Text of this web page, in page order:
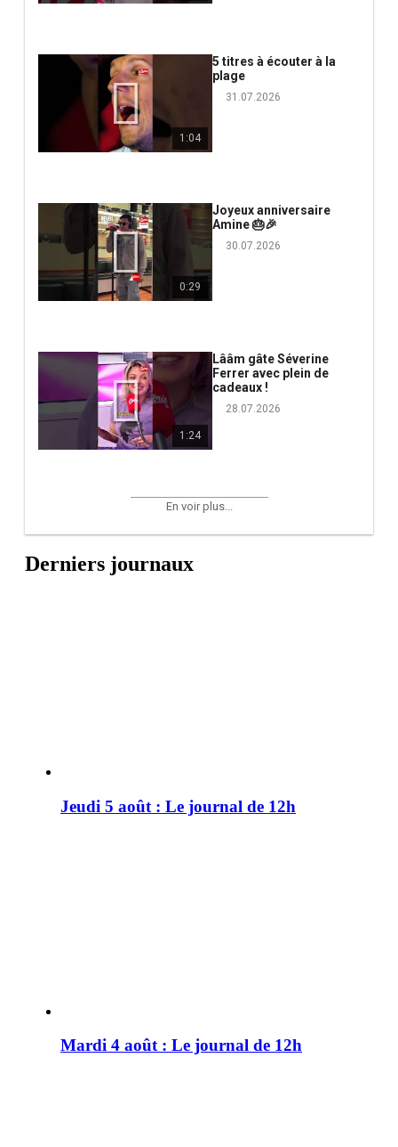
1:04
5 titres à écouter à la
plage
31.07.2026
0:29
Joyeux anniversaire
Amine 🎂🎉
30.07.2026
1:24
Lââm gâte Séverine
Ferrer avec plein de
cadeaux !
28.07.2026
En voir plus...
Derniers journaux
Jeudi 5 août : Le journal de 12h
Mardi 4 août : Le journal de 12h